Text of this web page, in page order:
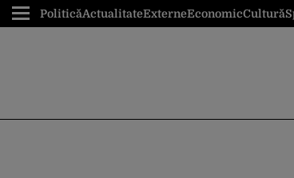
PoliticăActualitateExterneEconomicCultură